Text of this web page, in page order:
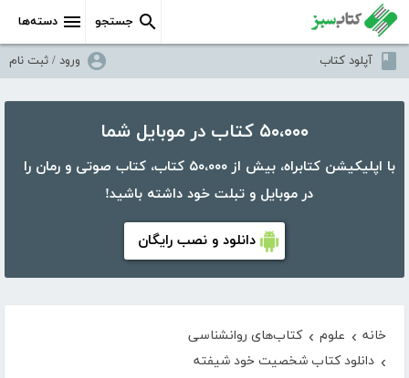
دسته‌ها جستجو
آپلود کتاب ورود / ثبت نام
۵۰،۰۰۰ کتاب در موبایل شما
با اپلیکیشن کتابراه، بیش از ۵۰،۰۰۰ کتاب، کتاب صوتی و رمان را
در موبایل و تبلت خود داشته باشید!
دانلود و نصب رایگان
خانه › علوم › کتاب‌های روانشناسی
› دانلود کتاب شخصیت خود شیفته